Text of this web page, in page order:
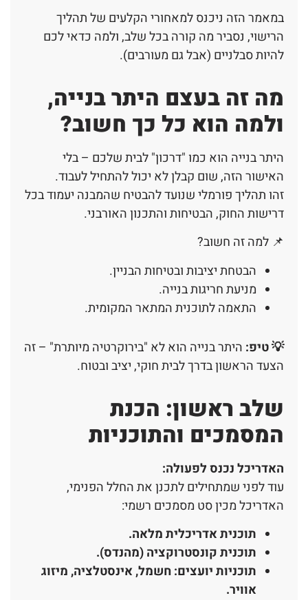
במאמר הזה ניכנס למאחורי הקלעים של תהליך
הרישוי, נסביר מה קורה בכל שלב, ולמה כדאי לכם
להיות סבלניים (אבל גם מעורבים).
מה זה בעצם היתר בנייה,
ולמה הוא כל כך חשוב?
היתר בנייה הוא כמו "דרכון" לבית שלכם – בלי
האישור הזה, שום קבלן לא יכול להתחיל לעבוד.
זהו תהליך פורמלי שנועד להבטיח שהמבנה יעמוד בכל
דרישות החוק, הבטיחות והתכנון האורבני.
📌 למה זה חשוב?
הבטחת יציבות ובטיחות הבניין.
מניעת חריגות בנייה.
התאמה לתוכנית המתאר המקומית.
💡 טיפ: היתר בנייה הוא לא "בירוקרטיה מיותרת" – זה
הצעד הראשון בדרך לבית חוקי, יציב ובטוח.
שלב ראשון: הכנת
המסמכים והתוכניות
האדריכל נכנס לפעולה:
עוד לפני שמתחילים לתכנן את החלל הפנימי,
האדריכל מכין סט מסמכים רשמי:
תוכנית אדריכלית מלאה.
תוכנית קונסטרוקציה (מהנדס).
תוכניות יועצים: חשמל, אינסטלציה, מיזוג
אוויר.